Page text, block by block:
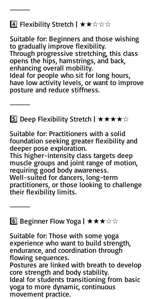
⸻
4️⃣ Flexibility Stretch | ★★☆☆☆
Suitable for: Beginners and those wishing
to gradually improve flexibility.
Through progressive stretching, this class
opens the hips, hamstrings, and back,
enhancing overall mobility.
Ideal for people who sit for long hours,
have low activity levels, or want to improve
posture and reduce stiffness.
⸻
5️⃣ Deep Flexibility Stretch | ★★★★☆
Suitable for: Practitioners with a solid
foundation seeking greater flexibility and
deeper pose exploration.
This higher-intensity class targets deep
muscle groups and joint range of motion,
requiring good body awareness.
Well-suited for dancers, long-term
practitioners, or those looking to challenge
their flexibility limits.
⸻
6️⃣ Beginner Flow Yoga | ★★★☆☆
Suitable for: Those with some yoga
experience who want to build strength,
endurance, and coordination through
flowing sequences.
Postures are linked with breath to develop
core strength and body stability.
Ideal for students transitioning from basic
yoga to more dynamic, continuous
movement practice.